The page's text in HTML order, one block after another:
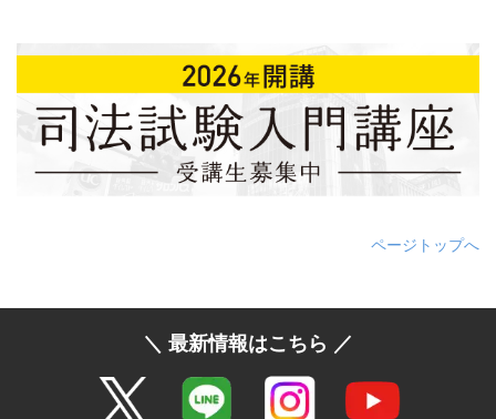
ページトップへ
＼ 最新情報はこちら ／